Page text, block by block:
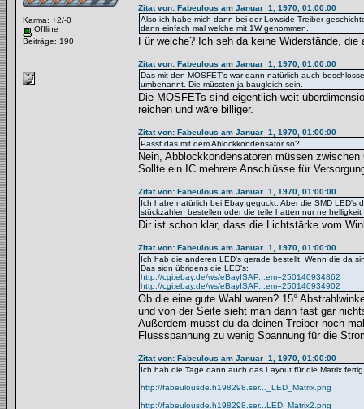
Karma: +2/-0
Offline
Beiträge: 190
Zitat von: Fabeulous am Januar 1, 1970, 01:00:00
Also ich habe mich dann bei der Lowside Treiber
dann einfach mal welche mit 1W genommen.
Für welche? Ich seh da keine Widerstände, die
Zitat von: Fabeulous am Januar 1, 1970, 01:00:00
Das mit den MOSFET's war dann natürlich auch
umbenannt. Die müssten ja baugleich sein.
Die MOSFETs sind eigentlich weit
reichen und wäre billiger.
Zitat von: Fabeulous am Januar 1, 1970, 01:00:00
Passt das mit dem Ablockkondensator so?
Nein, Abblockkondensatoren müssen
Sollte ein IC mehrere Anschlüsse für
Zitat von: Fabeulous am Januar 1, 1970, 01:00:00
Ich habe natürlich bei Ebay geguckt. Aber die SMD
stückzahlen bestellen oder die teile hatten nur ne helligkeit
Dir ist schon klar, dass die Lichtstärke vom
Zitat von: Fabeulous am Januar 1, 1970, 01:00:00
Ich hab die anderen LED's gerade bestellt. Wenn die da
Das sidn übrigens die LED's:
http://cgi.ebay.de/ws/eBayISAP...em=250140934862
http://cgi.ebay.de/ws/eBayISAP...em=250140934902
Ob die eine gute Wahl waren? 15°
und von der Seite sieht man dann fast gar
Außerdem musst du da deinen Treiber noch
Flussspannung zu wenig Spannung für die
Zitat von: Fabeulous am Januar 1, 1970, 01:00:00
Ich hab die Tage dann auch das Layout für die Matrix
http://fabeulousde.h198298.ser..._LED_Matrix.png
http://fabeulousde.h198298.ser...LED_Matrix2.png